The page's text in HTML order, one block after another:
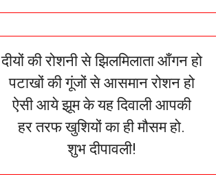
दीयों की रोशनी से झिलमिलाता आँगन हो
पटाखों की गूंजों से आसमान रोशन हो
ऐसी आये झूम के यह दिवाली आपकी
हर तरफ खुशियों का ही मौसम हो.
शुभ दीपावली!